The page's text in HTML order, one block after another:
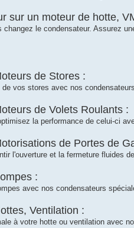
sur un moteur de hotte,
changez le condensateur. Assurez
de Stores :
vos stores avec nos
de Volets Roulants :
la performance de celui-ci
de Portes de
l'ouverture et la fermeture fluides
:
avec nos condensateurs
Ventilation :
à votre hotte ou ventilation avec